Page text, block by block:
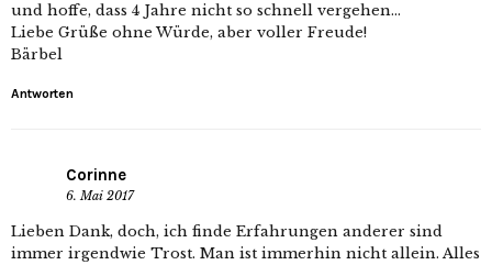
und hoffe, dass 4 Jahre nicht so schnell vergehen…
Liebe Grüße ohne Würde, aber voller Freude!
Bärbel
Antworten
Corinne
6. Mai 2017
Lieben Dank, doch, ich finde Erfahrungen anderer sind
immer irgendwie Trost. Man ist immerhin nicht allein. Alles